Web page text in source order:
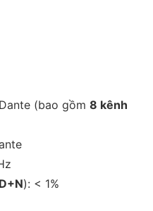
(bao gồm8 kênh
): < 1%